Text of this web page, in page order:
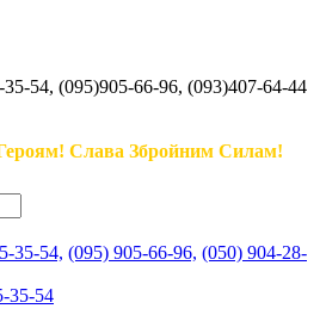
54, (095)905-66-96, (093)407-64-44
Слава Збройним Силам!
35-54, (095) 905-66-96, (050) 904-28-
35-54